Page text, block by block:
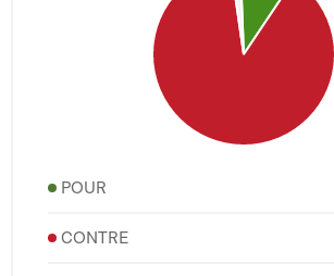
POUR
CONTRE